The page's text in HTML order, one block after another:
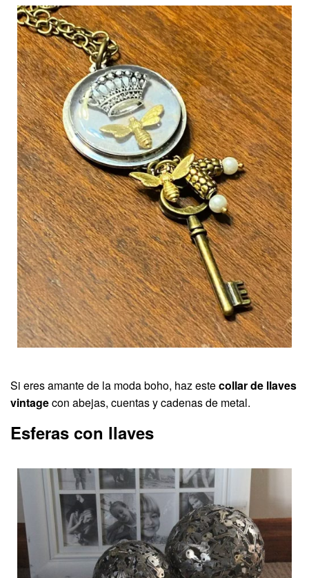
Si eres amante de la moda boho, haz estecollar de llaves
vintagecon abejas, cuentas y cadenas de metal.
Esferas con llaves